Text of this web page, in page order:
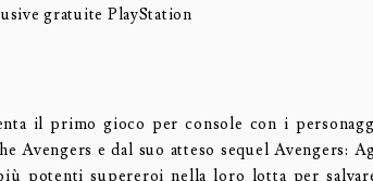
gratuite PlayStation
il primo gioco per console con i
Avengers e dal suo atteso sequel Avengers:
potenti supereroi nella loro lotta per